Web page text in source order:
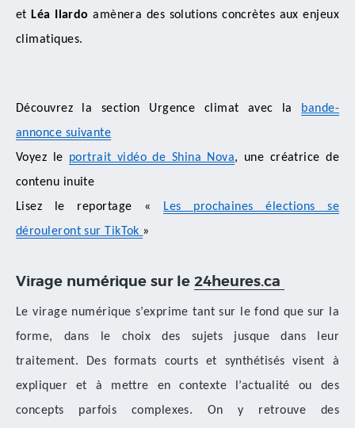
et Léa Ilardoamènera des solutions concrètes aux enjeux
climatiques.
Découvrez la section Urgence climat avec la
bande-
annonce suivante
Voyez le portrait vidéo de Shina Nova, une créatrice de
contenu inuite
Lisez le reportage «
Les prochaines élections se
dérouleront sur TikTok »
Virage numérique sur le 24heures.ca
Le virage numérique s’exprime tant sur le fond que sur la
forme, dans le choix des sujets jusque dans leur
traitement. Des formats courts et synthétisés visent à
expliquer et à mettre en contexte l’actualité ou des
concepts parfois complexes. On y retrouve des